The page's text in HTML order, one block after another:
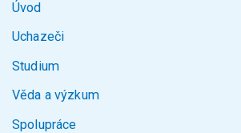
Úvod
Uchazeči
Studium
Věda a výzkum
Spolupráce